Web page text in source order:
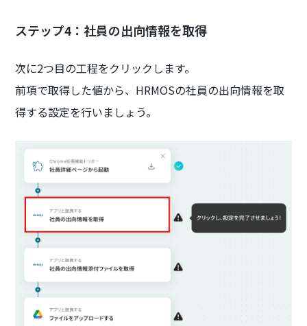
ステップ4：社員の出向情報を取得
次に2つ目の工程をクリックします。
前項で取得した値から、HRMOSの社員の出向情報を取
得する設定を行いましょう。